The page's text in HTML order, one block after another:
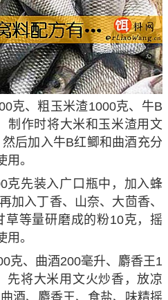
克、粗玉米渣1000克、牛B
制作时将大米和玉米渣用文
后加入牛B红鲫和曲酒充分
。
克先装入广口瓶中，加入蜂
加入丁香、山奈、大茴香、
草等量研磨成的粉10克，摇
。
克、曲酒200毫升、麝香王1
先将大米用文火炒香，放凉
酒、麝香王、食盐、味精摇